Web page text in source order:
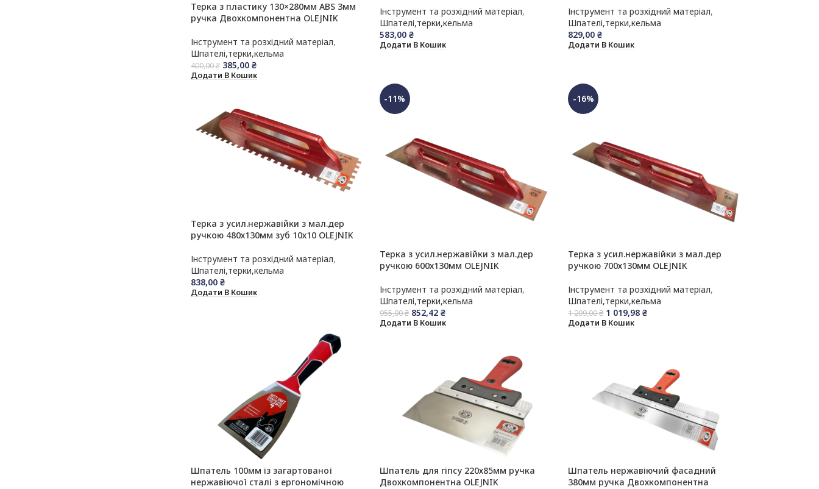
Терка з пластику 130×280мм ABS 3мм
ручка Двохкомпонентна OLEJNIK
Інструмент та розхідний матеріал,
Шпателі,терки,кельма
400,00₴ 385,00 ₴
Додати В Кошик
Інструмент та розхідний матеріал,
Шпателі,терки,кельма
583,00 ₴
Додати В Кошик
Інструмент та розхідний матеріал,
Шпателі,терки,кельма
829,00₴
Додати В Кошик
Терка з усил.нержавійки з мал.дер
ручкою 480х130мм зуб 10х10 OLEJNIK
Інструмент та розхідний матеріал,
Шпателі,терки,кельма
838,00 ₴
Додати В Кошик
-11%
Терка з усил.нержавійки з мал.дер
ручкою 600х130мм OLEJNIK
Інструмент та розхідний матеріал,
Шпателі,терки,кельма
955,00₴ 852,42 ₴
Додати В Кошик
-16%
Терка з усил.нержавійки з мал.дер
ручкою 700х130мм OLEJNIK
Інструмент та розхідний матеріал,
Шпателі,терки,кельма
1 209,00₴ 1 019,98₴
Додати В Кошик
Шпатель 100мм із загартованої
нержавіючої сталі з ергономічною
Шпатель для гіпсу 220х85мм ручка
Двохкомпонентна OLEJNIK
Шпатель нержавіючий фасадний
380мм ручка Двохкомпонентна